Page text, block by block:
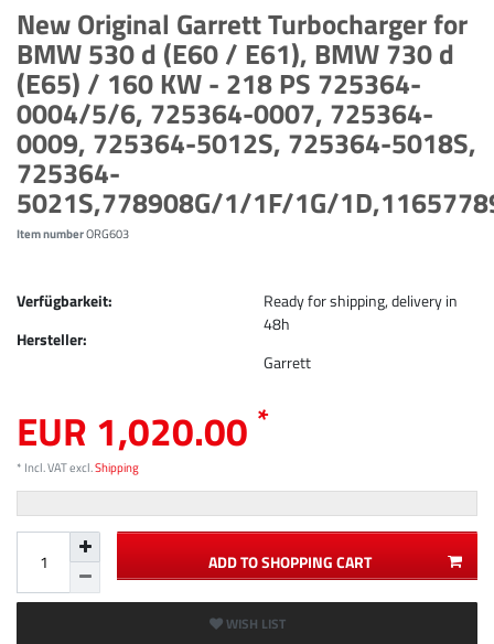
New Original Garrett Turbocharger for
BMW 530 d (E60 / E61), BMW 730 d
(E65) / 160 KW - 218 PS 725364-
0004/5/6, 725364-0007, 725364-
0009, 725364-5012S, 725364-5018S,
725364-
5021S,778908G/1/1F/1G/
Item numberORG603
Verfügbarkeit:
Hersteller:
Ready for shipping, delivery in
48h
Garrett
EUR 1,020.00 *
* Incl. VAT excl.Shipping
ADD TO SHOPPING CART
WISH LIST